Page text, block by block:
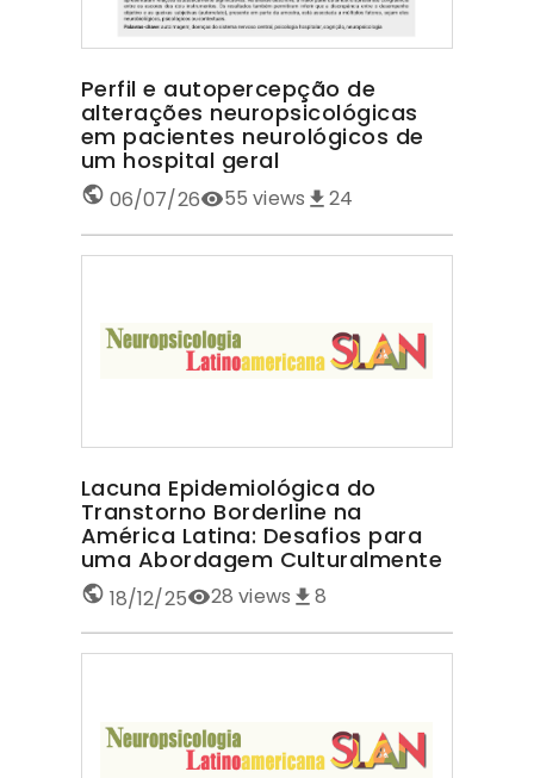
Perfil e autopercepção de
alterações neuropsicológicas
em pacientes neurológicos de
um hospital geral
06/07/26 55 views 24
Lacuna Epidemiológica do
Transtorno Borderline na
América Latina: Desafios para
uma Abordagem Culturalmente
Sensível TRANSTORNO
BORDERLINE NA AMÉRICA LATINA
18/12/25 28 views 8